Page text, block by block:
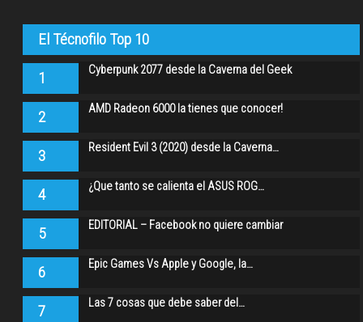
El Técnofilo Top 10
1 Cyberpunk 2077 desde la Caverna del Geek
2 AMD Radeon 6000 la tienes que conocer!
3 Resident Evil 3 (2020) desde la Caverna…
4 ¿Que tanto se calienta el ASUS ROG…
5 EDITORIAL – Facebook no quiere cambiar
6 Epic Games Vs Apple y Google, la…
7 Las 7 cosas que debe saber del…